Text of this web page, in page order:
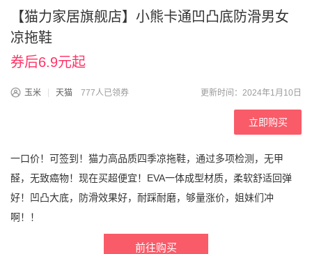
【猫力家居旗舰店】小熊卡通凹凸底防滑男女
凉拖鞋
券后6.9元起
玉米 天猫 777人已领券 更新时间：2024年1月10日
立即购买
一口价！可签到！猫力高品质四季凉拖鞋，通过多项检测，无甲
醛，无致癌物！现在买超便宜！EVA一体成型材质，柔软舒适回弹
好！凹凸大底，防滑效果好，耐踩耐磨，够量涨价，姐妹们冲
啊！！
前往购买